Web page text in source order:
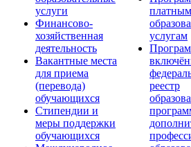
услуги
Финансово-
хозяйственная
деятельность
Вакантные места
для приема
(перевода)
обучающихся
Стипендии и
меры поддержки
обучающихся
платным
услугам
реестр